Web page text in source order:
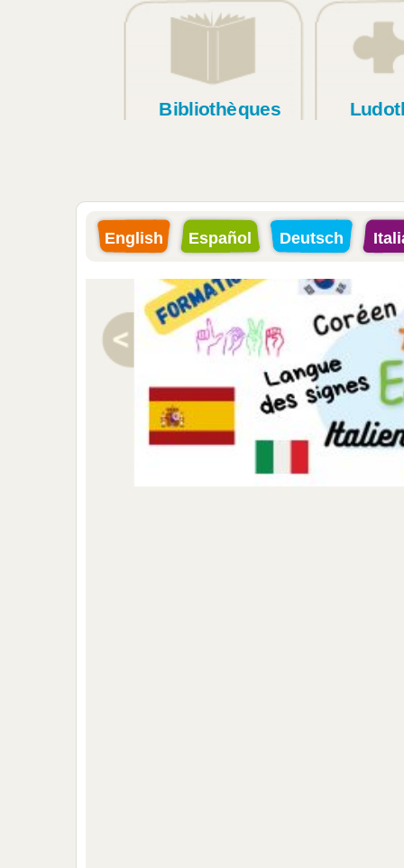
Bibliothèques
English Español Deutsch